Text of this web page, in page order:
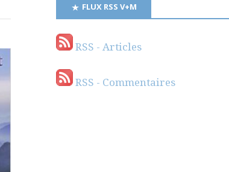
FLUX RSS V+M
RSS - Articles
RSS - Commentaires